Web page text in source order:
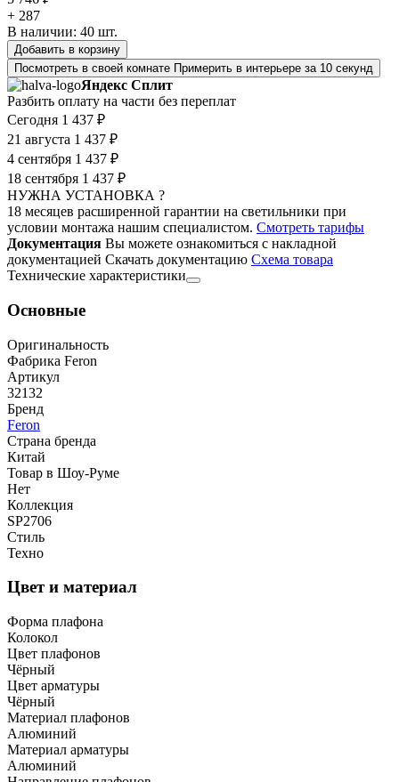
+ 287
В наличии: 40 шт.
Добавить в корзину
Посмотреть в своей комнате Примерить в интерьере за 10 секунд
Яндекс Сплит
Разбить оплату на части без переплат
Сегодня 1 437 ₽
21 августа 1 437 ₽
4 сентября 1 437 ₽
18 сентября 1 437 ₽
НУЖНА УСТАНОВКА ?
18 месяцев расширенной гарантии на светильники при
условии монтажа нашим специалистом. Смотреть тарифы
Документация Вы можете ознакомиться с накладной
документацией Скачать документацию Cхема товара
Технические характеристики
Основные
Оригинальность
Фабрика Feron
Артикул
32132
Бренд
Feron
Страна бренда
Китай
Товар в Шоу-Руме
Нет
Коллекция
SP2706
Стиль
Техно
Цвет и материал
Форма плафона
Колокол
Цвет плафонов
Чёрный
Цвет арматуры
Чёрный
Материал плафонов
Алюминий
Материал арматуры
Алюминий